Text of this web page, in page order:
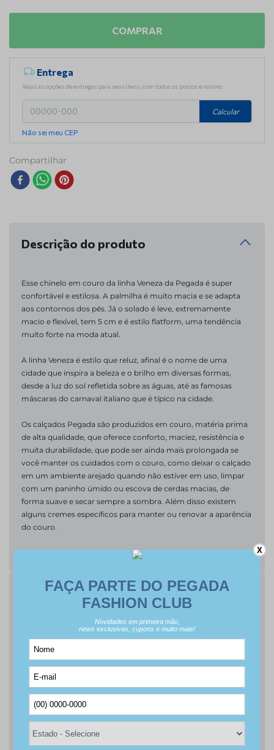
COMPRAR
Entrega
Vejas as opções de entregas para seus itens, com todos os prazos e valores
Calcular
Não sei meu CEP
Compartilhar
Descrição do produto
Esse chinelo em couro da linha Veneza da Pegada é super
confortável e estilosa. A palmilha é muito macia e se adapta
aos contornos dos pés. Já o solado é leve, extremamente
macio e flexível, tem 5 cm e é estilo flatform, uma tendência
muito forte na moda atual.
A linha Veneza é estilo que reluz, afinal é o nome de uma
cidade que inspira a beleza e o brilho em diversas formas,
desde a luz do sol refletida sobre as águas, até as famosas
máscaras do carnaval italiano que é típico na cidade.
Os calçados Pegada são produzidos em couro, matéria prima
de alta qualidade, que oferece conforto, maciez, resistência e
muita durabilidade, que pode ser ainda mais prolongada se
você manter os cuidados com o couro, como deixar o calçado
em um ambiente arejado quando não estiver em uso, limpar
com um paninho úmido ou escova de cerdas macias, de
forma suave e secar sempre a sombra. Além disso existem
alguns cremes específicos para manter ou renovar a aparência
do couro.
Chinelo Pegada Feminino em Couro Off White 234405-02
Especificação
Linha 234400 VENEZA
Referência 234405-02
Material Couro
Acabamento Burnished
X